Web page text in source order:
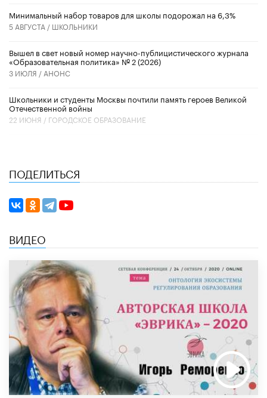
Минимальный набор товаров для школы подорожал на 6,3%
5 АВГУСТА / ШКОЛЬНИКИ
Вышел в свет новый номер научно-публицистического журнала
«Образовательная политика» № 2 (2026)
3 ИЮЛЯ / АНОНС
Школьники и студенты Москвы почтили память героев Великой
Отечественной войны
22 ИЮНЯ / ГОРОДСКОЕ ОБРАЗОВАНИЕ
ПОДЕЛИТЬСЯ
ВИДЕО